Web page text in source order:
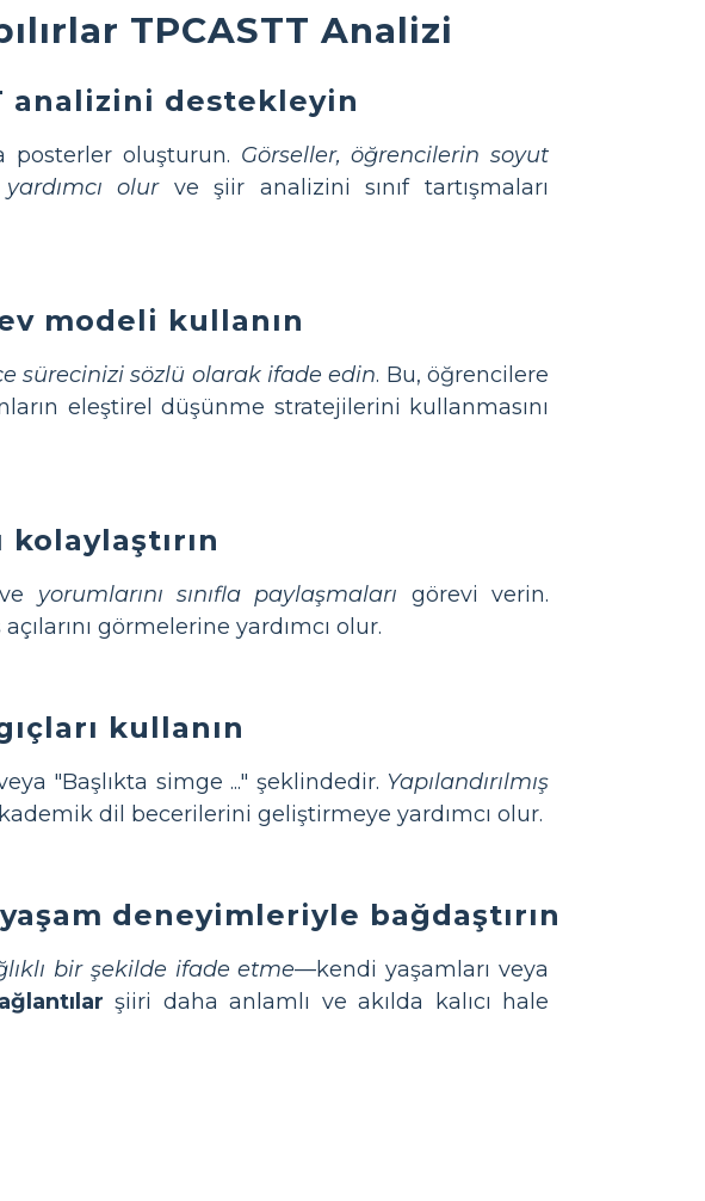
TPCASTT Analizi
analizini destekleyin
posterler oluşturun. Görseller, öğrencilerin soyut
olurve şiir analizini sınıf tartışmaları
modeli kullanın
sürecinizi sözlü olarak ifade edin. Bu, öğrencilere
eleştirel düşünme stratejilerini kullanmasını
kolaylaştırın
yorumlarını sınıfla paylaşmaları görevi verin.
görmelerine yardımcı olur.
kullanın
"Başlıkta simge ..." şeklindedir. Yapılandırılmış
dil becerilerini geliştirmeye yardımcı olur.
deneyimleriyle bağdaştırın
bir şekilde ifade etme—kendi yaşamları veya
şiiri daha anlamlı ve akılda kalıcı hale